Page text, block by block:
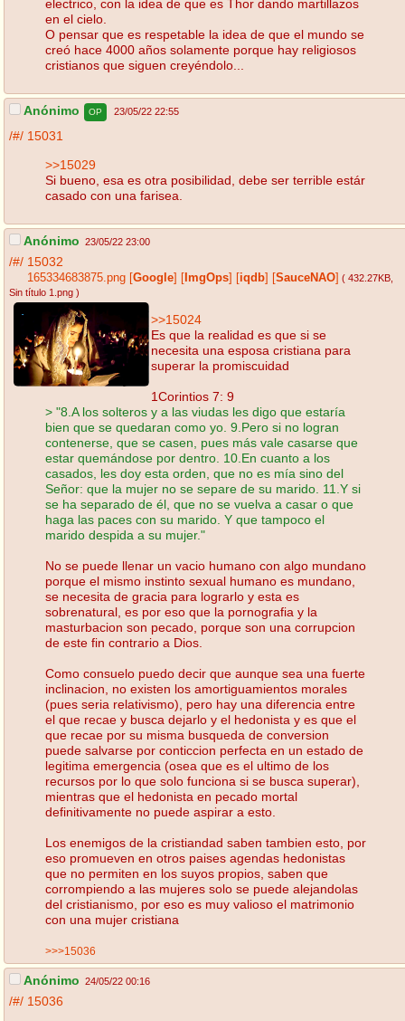
electrico, con la idea de que es Thor dando martillazos
en el cielo.
O pensar que es respetable la idea de que el mundo se
creó hace 4000 años solamente porque hay religiosos
cristianos que siguen creyéndolo...
Anónimo OP 23/05/22 22:55
/#/ 15031
>>15029
Si bueno, esa es otra posibilidad, debe ser terrible estár
casado con una farisea.
Anónimo 23/05/22 23:00
/#/ 15032
165334683875.png Google ImgOps iqdb SauceNAO ( 432.27KB
Sin título 1.png )
>>15024
Es que la realidad es que si se
necesita una esposa cristiana para
superar la promiscuidad
1Corintios 7: 9
> "8.A los solteros y a las viudas les digo que estaría
bien que se quedaran como yo. 9.Pero si no logran
contenerse, que se casen, pues más vale casarse que
estar quemándose por dentro. 10.En cuanto a los
casados, les doy esta orden, que no es mía sino del
Señor: que la mujer no se separe de su marido. 11.Y si
se ha separado de él, que no se vuelva a casar o que
haga las paces con su marido. Y que tampoco el
marido despida a su mujer."
No se puede llenar un vacio humano con algo mundano
porque el mismo instinto sexual humano es mundano,
se necesita de gracia para lograrlo y esta es
sobrenatural, es por eso que la pornografia y la
masturbacion son pecado, porque son una corrupcion
de este fin contrario a Dios.
Como consuelo puedo decir que aunque sea una fuerte
inclinacion, no existen los amortiguamientos morales
(pues seria relativismo), pero hay una diferencia entre
el que recae y busca dejarlo y el hedonista y es que el
que recae por su misma busqueda de conversion
puede salvarse por conticcion perfecta en un estado de
legitima emergencia (osea que es el ultimo de los
recursos por lo que solo funciona si se busca superar),
mientras que el hedonista en pecado mortal
definitivamente no puede aspirar a esto.
Los enemigos de la cristiandad saben tambien esto, por
eso promueven en otros paises agendas hedonistas
que no permiten en los suyos propios, saben que
corrompiendo a las mujeres solo se puede alejandolas
del cristianismo, por eso es muy valioso el matrimonio
con una mujer cristiana
>>>15036
Anónimo 24/05/22 00:16
/#/ 15036